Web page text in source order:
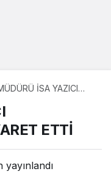
İSA YAZICI
ETTİ
yayınlandı